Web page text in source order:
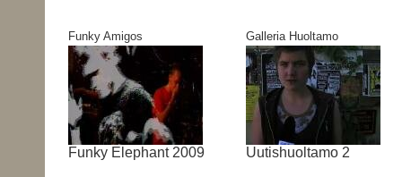
Funky Amigos
Funky Elephant 2009
Galleria Huoltamo
Uutishuoltamo 2